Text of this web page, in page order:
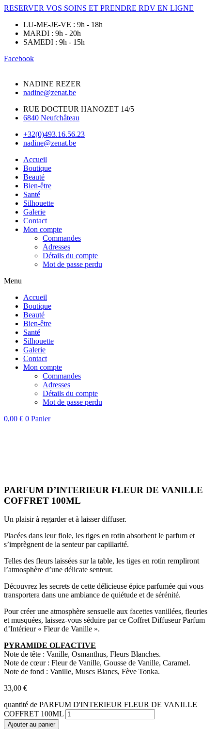
RESERVER VOS SOINS ET PRENDRE RDV EN LIGNE
LU-ME-JE-VE : 9h - 18h
MARDI : 9h - 20h
SAMEDI : 9h - 15h
Facebook
NADINE REZER
nadine@zenat.be
RUE DOCTEUR HANOZET 14/5
6840 Neufchâteau
+32(0)493.16.56.23
nadine@zenat.be
Accueil
Boutique
Beauté
Bien-être
Santé
Silhouette
Galerie
Contact
Mon compte
Commandes
Adresses
Détails du compte
Mot de passe perdu
Menu
Accueil
Boutique
Beauté
Bien-être
Santé
Silhouette
Galerie
Contact
Mon compte
Commandes
Adresses
Détails du compte
Mot de passe perdu
0,00 € 0 Panier
PARFUM D’INTERIEUR FLEUR DE VANILLE
COFFRET 100ML
Un plaisir à regarder et à laisser diffuser.
Placées dans leur fiole, les tiges en rotin absorbent le parfum et
s’imprègnent de la senteur par capillarité.
Telles des fleurs laissées sur la table, les tiges en rotin rempliront
l’atmosphère d’une délicate senteur.
Découvrez les secrets de cette délicieuse épice parfumée qui vous
transportera dans une ambiance de quiétude et de sérénité.
Pour créer une atmosphère sensuelle aux facettes vanillées, fleuries
et musquées, laissez-vous séduire par ce Coffret Diffuseur Parfum
d’Intérieur « Fleur de Vanille ».
PYRAMIDE OLFACTIVE
Note de tête : Vanille, Osmanthus, Fleurs Blanches.
Note de cœur : Fleur de Vanille, Gousse de Vanille, Caramel.
Note de fond : Vanille, Muscs Blancs, Fève Tonka.
33,00 €
quantité de PARFUM D'INTERIEUR FLEUR DE VANILLE
COFFRET 100ML
Ajouter au panier